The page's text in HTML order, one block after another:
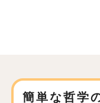
簡単な哲学